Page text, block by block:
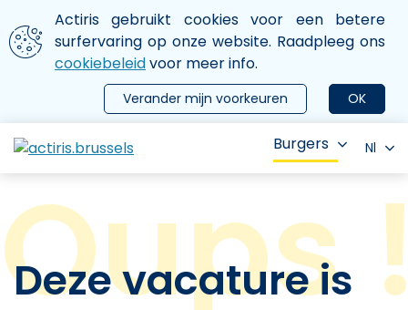
Aller au contenu principal
We gebruiken cookies
Actiris gebruikt cookies voor een betere
surfervaring op onze website. Raadpleeg ons
cookiebeleidvoor meer info.
OK
Verander mijn voorkeuren
le menu
Burgers Nl
Deze vacature is